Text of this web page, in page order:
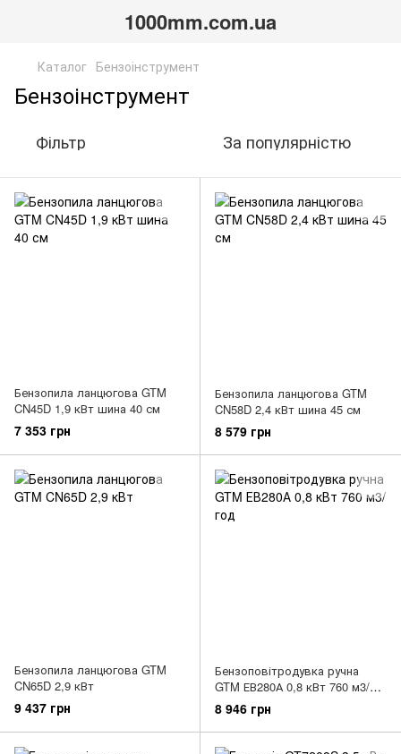
1000mm.com.ua
Каталог Бензоінструмент
Бензоінструмент
Фільтр За популярністю
Бензопила ланцюгова GTM
CN45D 1,9 кВт шина 40 см
7 353 грн
Бензопила ланцюгова GTM
CN58D 2,4 кВт шина 45 см
8 579 грн
Бензопила ланцюгова GTM
CN65D 2,9 кВт
9 437 грн
Бензоповітродувка ручна
GTM ЕВ280А 0,8 кВт 760 м3/
год
8 946 грн